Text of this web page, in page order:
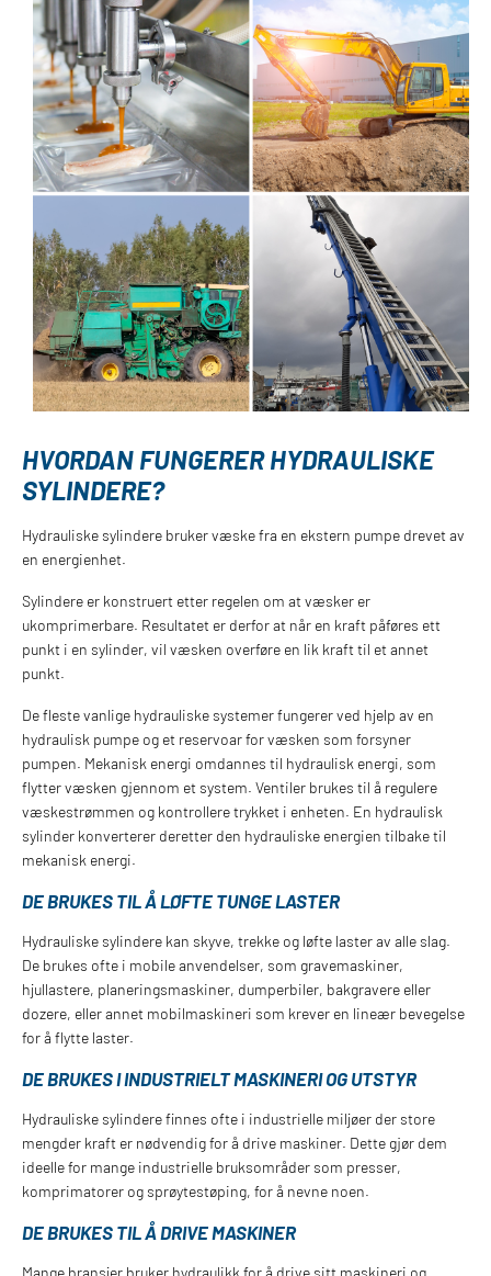
HVORDAN FUNGERER HYDRAULISKE
SYLINDERE?
Hydrauliske sylindere bruker væske fra en ekstern pumpe drevet av
en energienhet.
Sylindere er konstruert etter regelen om at væsker er
ukomprimerbare. Resultatet er derfor at når en kraft påføres ett
punkt i en sylinder, vil væsken overføre en lik kraft til et annet
punkt.
De fleste vanlige hydrauliske systemer fungerer ved hjelp av en
hydraulisk pumpe og et reservoar for væsken som forsyner
pumpen. Mekanisk energi omdannes til hydraulisk energi, som
flytter væsken gjennom et system. Ventiler brukes til å regulere
væskestrømmen og kontrollere trykket i enheten. En hydraulisk
sylinder konverterer deretter den hydrauliske energien tilbake til
mekanisk energi.
DE BRUKES TIL Å LØFTE TUNGE LASTER
Hydrauliske sylindere kan skyve, trekke og løfte laster av alle slag.
De brukes ofte i mobile anvendelser, som gravemaskiner,
hjullastere, planeringsmaskiner, dumperbiler, bakgravere eller
dozere, eller annet mobilmaskineri som krever en lineær bevegelse
for å flytte laster.
DE BRUKES I INDUSTRIELT MASKINERI OG UTSTYR
Hydrauliske sylindere finnes ofte i industrielle miljøer der store
mengder kraft er nødvendig for å drive maskiner. Dette gjør dem
ideelle for mange industrielle bruksområder som presser,
komprimatorer og sprøytestøping, for å nevne noen.
DE BRUKES TIL Å DRIVE MASKINER
Mange bransjer bruker hydraulikk for å drive sitt maskineri og